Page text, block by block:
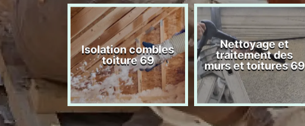
de
69
Isolation combles
toiture 69
Nettoyage et
traitement des
murs et toitures 69